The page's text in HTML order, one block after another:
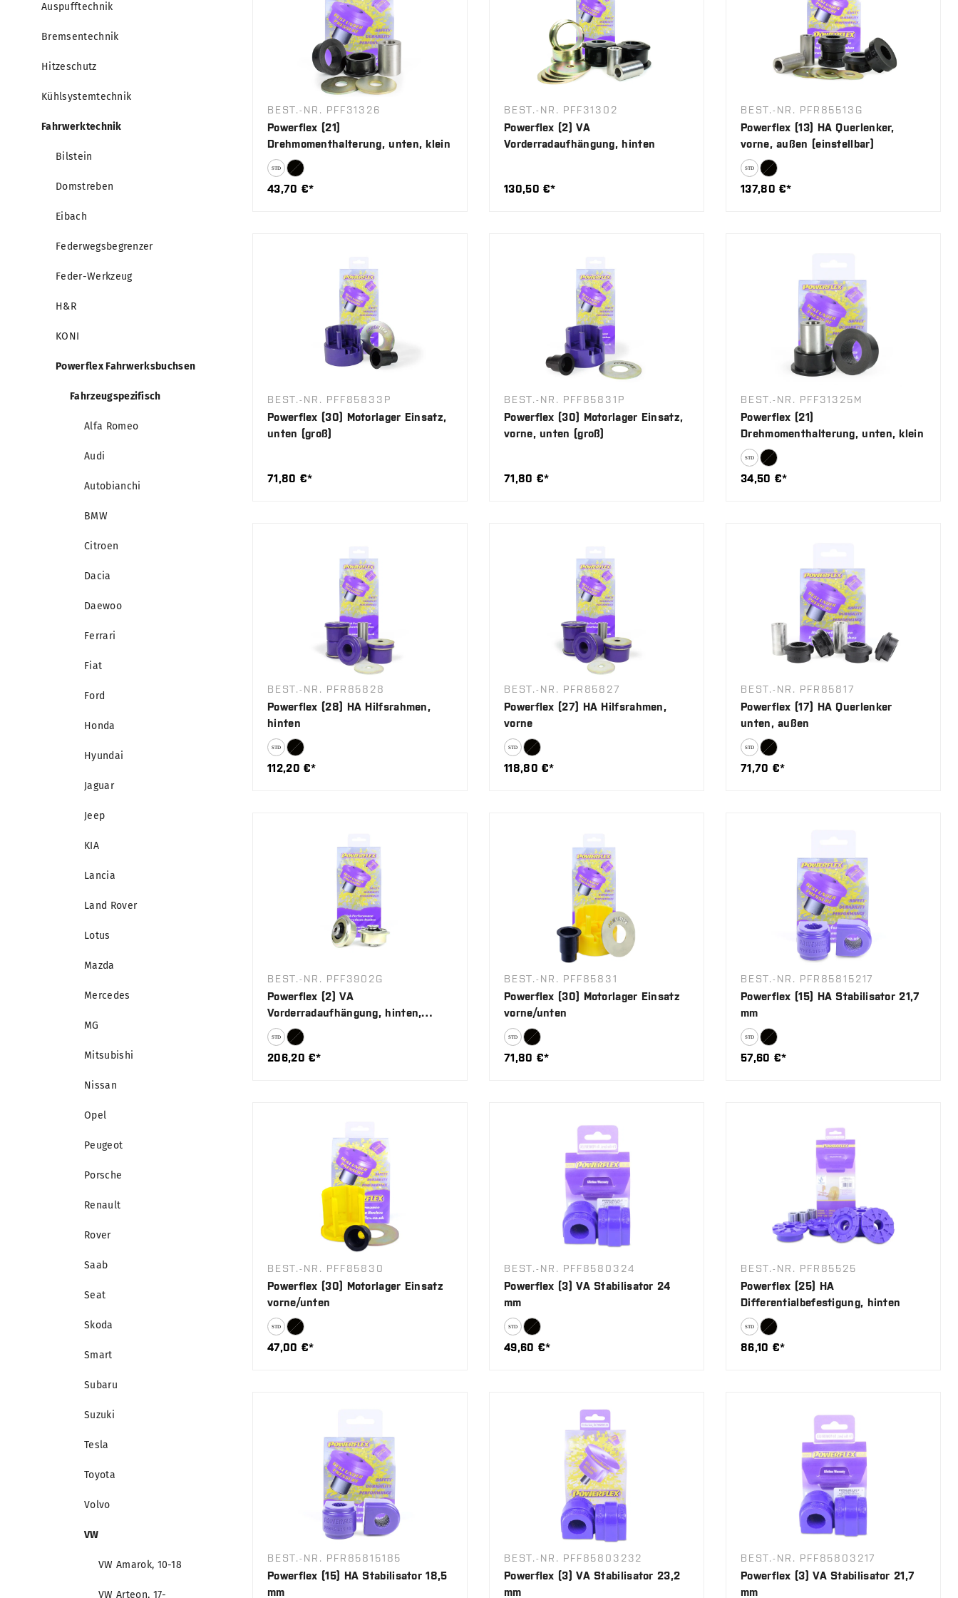
Auspufftechnik
Bremsentechnik
Hitzeschutz
Kühlsystemtechnik
Fahrwerktechnik
Bilstein
Domstreben
Eibach
Federwegsbegrenzer
Feder-Werkzeug
H&R
KONI
Powerflex Fahrwerksbuchsen
Fahrzeugspezifisch
Alfa Romeo
Audi
Autobianchi
BMW
Citroen
Dacia
Daewoo
Ferrari
Fiat
Ford
Honda
Hyundai
Jaguar
Jeep
KIA
Lancia
Land Rover
Lotus
Mazda
Mercedes
MG
Mitsubishi
Nissan
Opel
Peugeot
Porsche
Renault
Rover
Saab
Seat
Skoda
Smart
Subaru
Suzuki
Tesla
Toyota
Volvo
VW
VW Amarok, 10-18
VW Arteon, 17-
BEST.-NR. PFF31326
Powerflex (21)
Drehmomenthalterung, unten, klein
43,70 €*
BEST.-NR. PFF31302
Powerflex (2) VA
Vorderradaufhängung, hinten
130,50 €*
BEST.-NR. PFR85513G
Powerflex (13) HA Querlenker,
vorne, außen (einstellbar)
137,80 €*
BEST.-NR. PFF85833P
Powerflex (30) Motorlager Einsatz,
unten (groß)
71,80 €*
BEST.-NR. PFF85831P
Powerflex (30) Motorlager Einsatz,
vorne, unten (groß)
71,80 €*
BEST.-NR. PFF31325M
Powerflex (21)
Drehmomenthalterung, unten, klein
34,50 €*
BEST.-NR. PFR85828
Powerflex (28) HA Hilfsrahmen,
hinten
112,20 €*
BEST.-NR. PFR85827
Powerflex (27) HA Hilfsrahmen,
vorne
118,80 €*
BEST.-NR. PFR85817
Powerflex (17) HA Querlenker
unten, außen
71,70 €*
BEST.-NR. PFF3902G
Powerflex (2) VA
Vorderradaufhängung, hinten,
einstellbar
206,20 €*
BEST.-NR. PFF85831
Powerflex (30) Motorlager Einsatz
vorne/unten
71,80 €*
BEST.-NR. PFR85815217
Powerflex (15) HA Stabilisator 21,7
mm
57,60 €*
BEST.-NR. PFF85830
Powerflex (30) Motorlager Einsatz
vorne/unten
47,00 €*
BEST.-NR. PFF8580324
Powerflex (3) VA Stabilisator 24
mm
49,60 €*
BEST.-NR. PFR85525
Powerflex (25) HA
Differentialbefestigung, hinten
86,10 €*
BEST.-NR. PFR85815185
Powerflex (15) HA Stabilisator 18,5
mm
BEST.-NR. PFF85803232
Powerflex (3) VA Stabilisator 23,2
mm
BEST.-NR. PFF85803217
Powerflex (3) VA Stabilisator 21,7
mm